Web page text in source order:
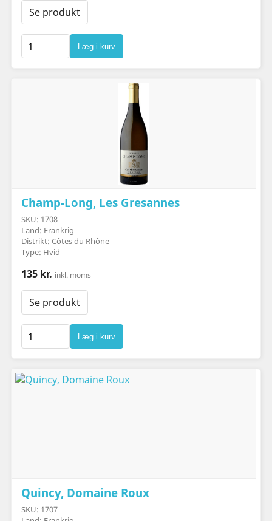
Se produkt
Læg i kurv
Champ-Long, Les Gresannes
SKU: 1708
Land: Frankrig
Distrikt: Côtes du Rhône
Type: Hvid
135 kr. inkl. moms
Se produkt
Læg i kurv
Quincy, Domaine Roux
SKU: 1707